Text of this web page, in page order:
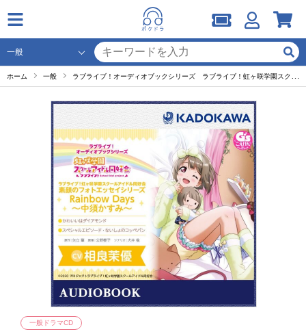
ホーム 一般 ラブライブ！オーディオブックシリーズ ラブライブ！虹ヶ咲学園スクールアイドル同好会 素顔のフォトエッセイシリーズ RainbowDays～中須かすみ～【出演声優：相良茉優】
一般ドラマCD